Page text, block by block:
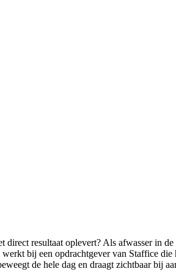
resultaat oplevert? Als afwasser in
bij een opdrachtgever van Staffice
de hele dag en draagt zichtbaar bij